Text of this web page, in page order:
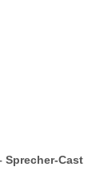
Sprecher-Cast